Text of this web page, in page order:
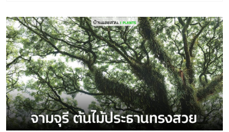
งานได้มากกว่าหนึ่ง ฟังก์ชัน , Hide Design การออกแบบ
ปิดซ่อนของในบ้านให้ดูเป็นระเบียบ, Storage Idea ไอเดีย
การเพิ่มพื้นที่จัดเก็บของให้มุมต่างๆ ในบ้าน ออกแบบบ้าน
Multi-Function Space Multi-Function
Space เป็นการออกแบบพื้นที่ใช้งานในบ้านให้หนึ่งพื้นที่ใช้งาน
ได้หลายอย่างในพื้นที่เดียว หรือเป็นพื้นที่อเนกประสงค์
สามารถปรับเปลี่ยนการใช้งานเป็นรูปแบบต่างๆ ตามความ
ต้องการของเจ้าของบ้าน ตอบโจทย์ความต้องการใช้พื้นที่ให้